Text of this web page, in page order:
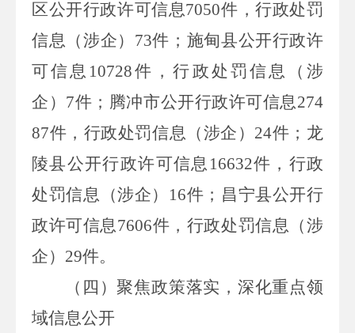
区公开行政许可信息7050件，行政处罚
信息（涉企） 73件；施甸县公开行政许
可信息 10728件，行政处罚信息（涉
企） 7件；腾冲市公开行政许可信息274
87件，行政处罚信息（涉企） 24件；龙
陵县公开行政许可信息 16632件，行政
处罚信息（涉企） 16件；昌宁县公开行
政许可信息7606件，行政处罚信息（涉
企） 29件。
（四）聚焦政策落实，深化重点领
域信息公开